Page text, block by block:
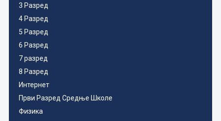
3 Разред
4 Разред
5 Разред
6 Разред
7 разред
8 Разред
Интернет
Први Разред Средње Школе
Физика